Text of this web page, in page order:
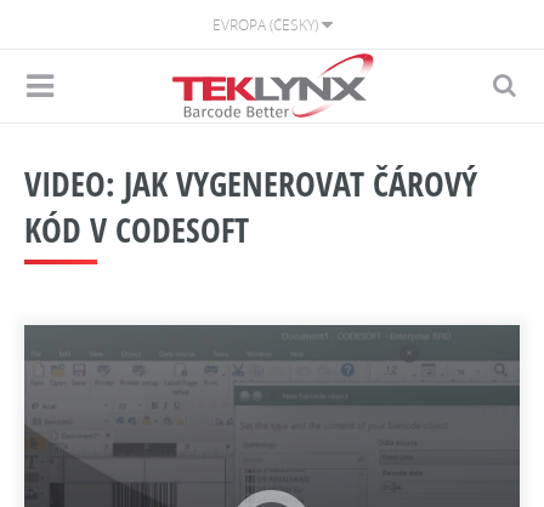
EVROPA (ČESKY)
VIDEO: JAK VYGENEROVAT ČÁROVÝ
KÓD V CODESOFT